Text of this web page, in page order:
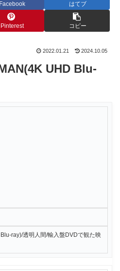
Facebook はてブ
Pinterest コピー
2022.01.21 2024.10.05
UHD Blu-
ray)/透明人間/輸入盤DVDで観た映